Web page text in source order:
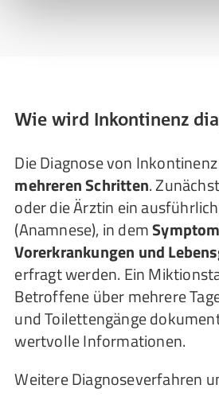
Wie wird Inkontinenz
Die Diagnose von
mehreren Schritten.
oder die Ärztin ein
(Anamnese), in dem
Vorerkrankungen und
erfragt werden. Ein
Betroffene über mehrere
und Toilettengänge
wertvolle Informationen.
Weitere Diagnoseverfahren